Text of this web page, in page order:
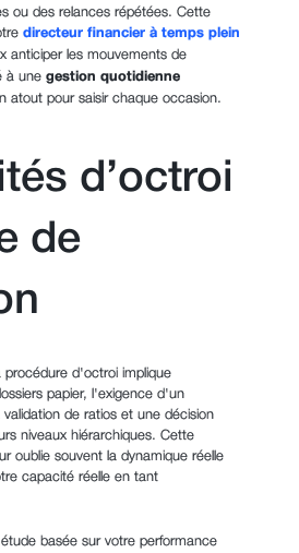
ou des relances répétées. Cette
directeur financier à temps plein
anticiper les mouvements de
à une gestion quotidienne
atout pour saisir chaque occasion.
d’octroi
de
procédure d'octroi implique
papier, l'exigence d'un
validation de ratios et une décision
niveaux hiérarchiques. Cette
oublie souvent la dynamique réelle
capacité réelle en tant
étude basée sur votre performance